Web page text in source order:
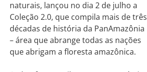
naturais, lançou no dia 2 de julho a
Coleção 2.0, que compila mais de três
décadas de história da PanAmazônia
– área que abrange todas as nações
que abrigam a floresta amazônica.